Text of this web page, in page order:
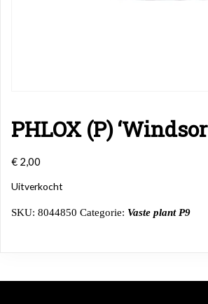
PHLOX (P) ‘Windsor
€ 2,00
Uitverkocht
SKU: 8044850 Categorie: Vaste plant P9